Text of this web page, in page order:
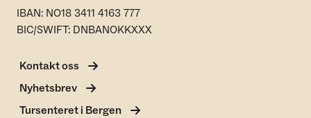
IBAN: NO18 3411 4163 777
BIC/SWIFT: DNBANOKKXXX
Kontakt oss
Nyhetsbrev
Tursenteret i Bergen